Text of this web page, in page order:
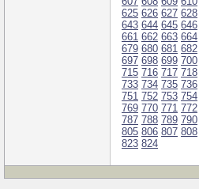
625 626 627 628
643 644 645 646
661 662 663 664
679 680 681 682
697 698 699 700
715 716 717 718
733 734 735 736
751 752 753 754
769 770 771 772
787 788 789 790
805 806 807 808
823 824